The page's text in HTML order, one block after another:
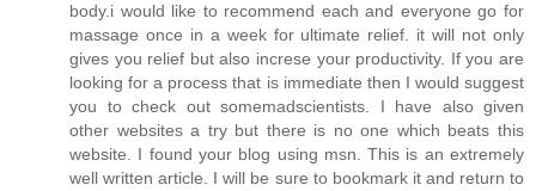
body.i would like to recommend each and everyone go for
massage once in a week for ultimate relief. it will not only
gives you relief but also increse your productivity. If you are
looking for a process that is immediate then I would suggest
you to check out somemadscientists. I have also given
other websites a try but there is no one which beats this
website. I found your blog using msn. This is an extremely
well written article. I will be sure to bookmark it and return to